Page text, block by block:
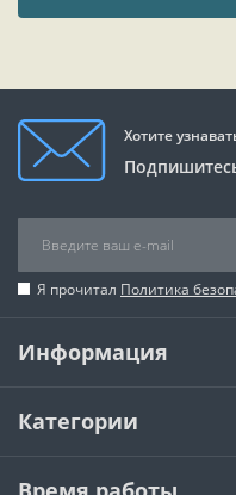
Хотите
Я прочитал Политика
Информация
Категории